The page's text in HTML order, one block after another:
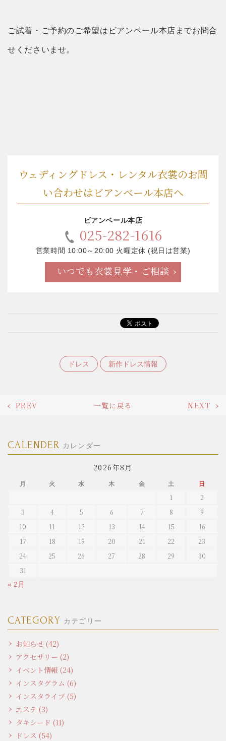
ご試着・ご予約のご希望はビアンベール本店までお問合
せくださいませ。
ウェディングドレス・レンタル衣裳のお問
い合わせはビアンベール本店へ
ビアンベール本店
025-282-1616
営業時間 10:00～20:00 火曜定休 (祝日は営業)
いつでも衣裳見学・ご相談
ドレス 新作ドレス情報
PREV 一覧に戻る NEXT
CALENDER カレンダー
2026年8月
月 火 水 木 金 土 日
1
2
3
4 5 6 7 8
9
10
11 12 13 14 15
16
17
18 19 20 21 22
23
24
25 26 27 28 29
30
31
« 2月
CATEGORY カテゴリー
お知らせ (42)
アクセサリー (2)
イベント情報 (24)
インスタグラム (6)
インスタライブ (5)
エステ (3)
タキシード (11)
ドレス (54)